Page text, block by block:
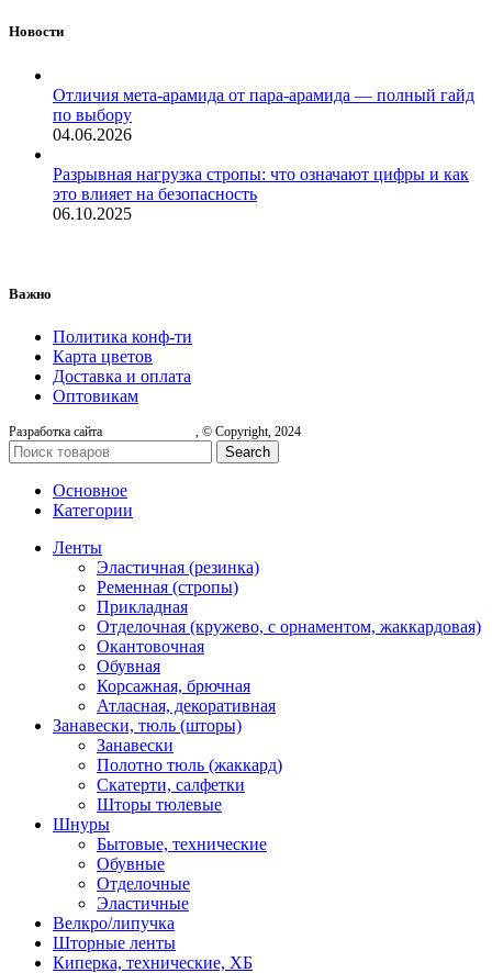
Новости
Отличия мета-арамида от пара-арамида — полный гайд
по выбору
04.06.2026
Разрывная нагрузка стропы: что означают цифры и как
это влияет на безопасность
06.10.2025
Важно
Политика конф-ти
Карта цветов
Доставка и оплата
Оптовикам
Разработка сайта , © Copyright, 2024
Search
Основное
Категории
Ленты
Эластичная (резинка)
Ременная (стропы)
Прикладная
Отделочная (кружево, с орнаментом, жаккардовая)
Окантовочная
Обувная
Корсажная, брючная
Атласная, декоративная
Занавески, тюль (шторы)
Занавески
Полотно тюль (жаккард)
Скатерти, салфетки
Шторы тюлевые
Шнуры
Бытовые, технические
Обувные
Отделочные
Эластичные
Велкро/липучка
Шторные ленты
Киперка, технические, ХБ